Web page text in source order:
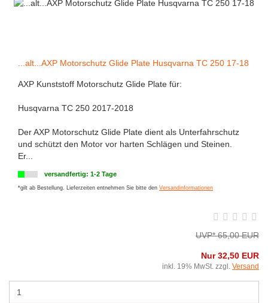
...alt...AXP Motorschutz Glide Plate Husqvarna TC 250 17-18
AXP Kunststoff Motorschutz Glide Plate für:
Husqvarna TC 250 2017-2018
Der AXP Motorschutz Glide Plate dient als Unterfahrschutz
und schützt den Motor vor harten Schlägen und Steinen.
Er...
versandfertig: 1-2 Tage
*gilt ab Bestellung. Lieferzeiten entnehmen Sie bitte den Versandinformationen
UVP* 65,00 EUR
Nur 32,50 EUR
inkl. 19% MwSt. zzgl. Versand